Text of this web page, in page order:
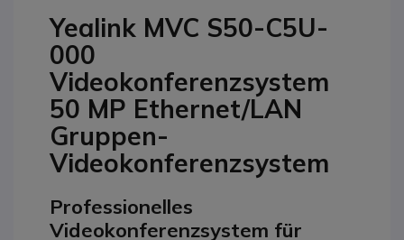
Yealink MVC S50-C5U-
000
Videokonferenzsystem
50 MP Ethernet/LAN
Gruppen-
Videokonferenzsystem
Professionelles
Videokonferenzsystem für